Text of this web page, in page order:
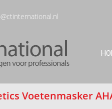
Voetenmasker